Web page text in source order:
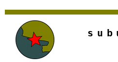
Jump to